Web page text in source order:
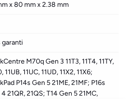
x 80 mm x 2.38 mm
garanti
M70q Gen 3 11T3, 11T4, 11TY,
11UB, 11UC, 11UD, 11X2, 11X6;
P14s Gen 5 21ME, 21MF; P16s
21QR, 21QS; T14 Gen 5 21MC,